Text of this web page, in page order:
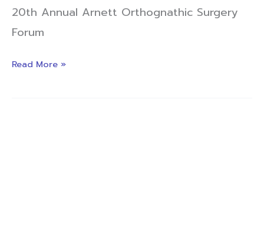
20th Annual Arnett Orthognathic Surgery
Forum
Read More »